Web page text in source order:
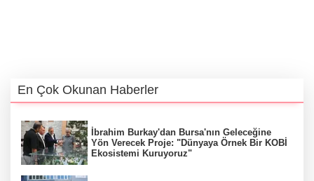
En Çok Okunan Haberler
İbrahim Burkay'dan Bursa'nın Geleceğine
Yön Verecek Proje: "Dünyaya Örnek Bir KOBİ
Ekosistemi Kuruyoruz"